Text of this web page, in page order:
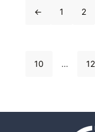
← 1 2
10 … 12